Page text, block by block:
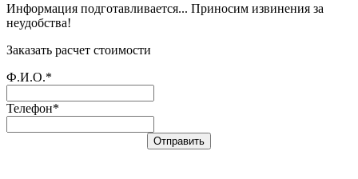
Информация подготавливается... Приносим извинения за
неудобства!
Заказать расчет стоимости
Ф.И.О.*
Телефон*